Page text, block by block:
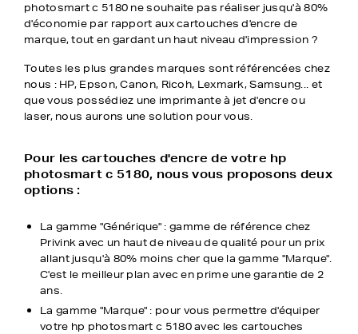
photosmart c 5180 ne souhaite pas réaliser jusqu'à 80%
d'économie par rapport aux cartouches d'encre de
marque, tout en gardant un haut niveau d'impression ?
Toutes les plus grandes marques sont référencées chez
nous : HP, Epson, Canon, Ricoh, Lexmark, Samsung... et
que vous possédiez une imprimante à jet d'encre ou
laser, nous aurons une solution pour vous.
Pour les cartouches d'encre de votre hp
photosmart c 5180, nous vous proposons deux
options :
La gamme "Générique" : gamme de référence chez
Privink avec un haut de niveau de qualité pour un prix
allant jusqu'à 80% moins cher que la gamme "Marque".
C'est le meilleur plan avec en prime une garantie de 2
ans.
La gamme "Marque" : pour vous permettre d'équiper
votre hp photosmart c 5180 avec les cartouches